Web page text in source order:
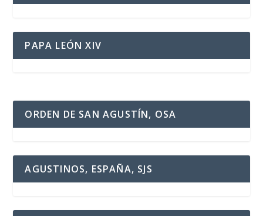
PAPA LEÓN XIV
ORDEN DE SAN AGUSTÍN, OSA
AGUSTINOS, ESPAÑA, SJS